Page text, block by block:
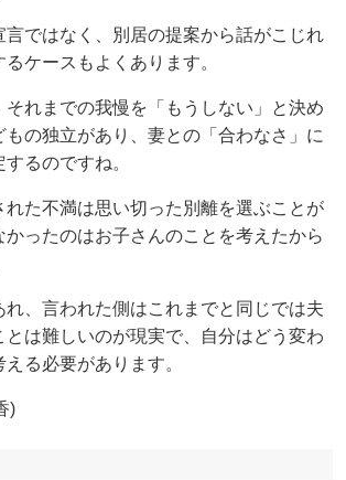
言ではなく、別居の提案から話がこじれ
ケースもよくあります。
それまでの我慢を「もうしない」と決め
もの独立があり、妻との「合わなさ」に
るのですね。
れた不満は思い切った別離を選ぶことが
かったのはお子さんのことを考えたから
れ、言われた側はこれまでと同じでは夫
とは難しいのが現実で、自分はどう変わ
る必要があります。
)